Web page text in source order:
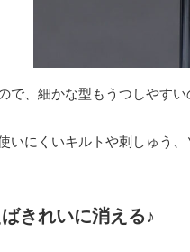
で、細かな型もうつしやす
いにくいキルトや刺しゅう
きれいに消える♪